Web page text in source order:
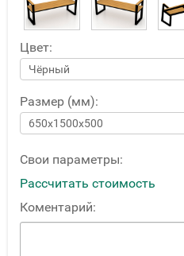
Цвет:
Размер (мм):
Свои параметры:
Рассчитать стоимость
Коментарий: